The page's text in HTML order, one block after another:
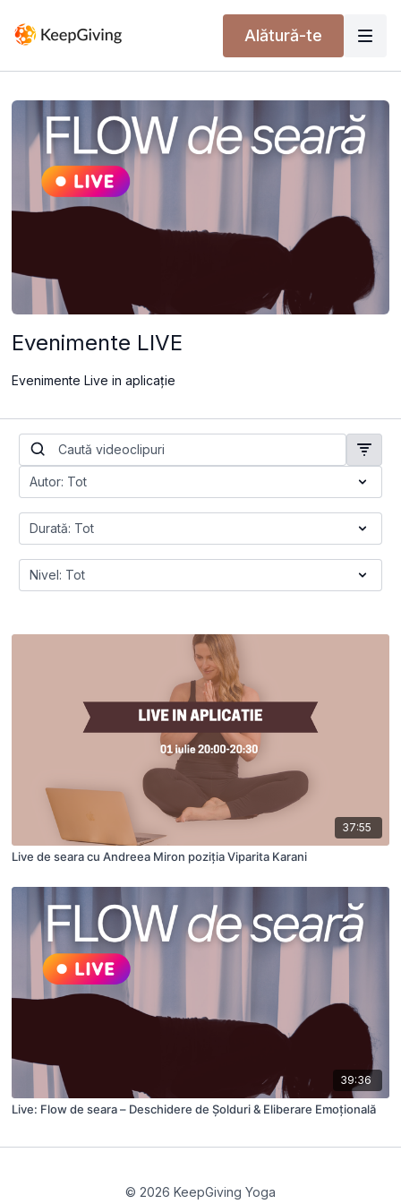
Alătură-te
Evenimente LIVE
Evenimente Live in aplicație
37:55
Live de seara cu Andreea Miron poziția Viparita Karani
39:36
Live: Flow de seara – Deschidere de Șolduri & Eliberare Emoțională
© 2026 KeepGiving Yoga